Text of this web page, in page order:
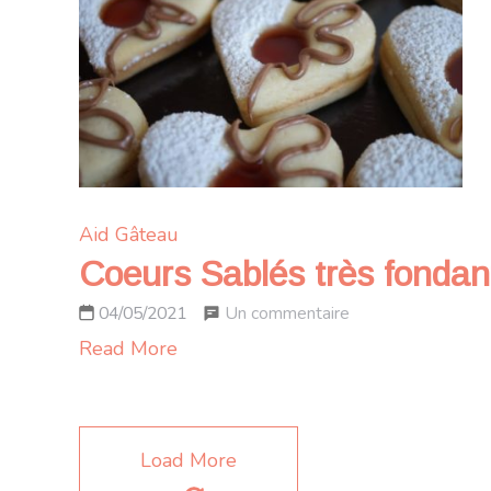
et
confiture
de
caramélisé
Aid Gâteau
Coeurs Sablés très
04/05/2021 Un commentaire
Read More
Load More